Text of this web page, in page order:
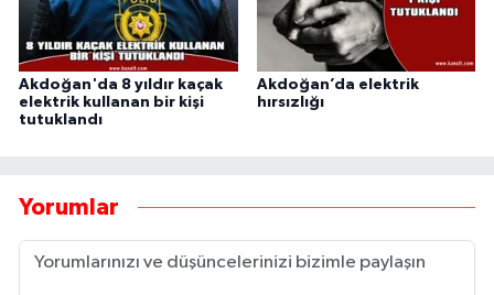
Akdoğan'da 8 yıldır kaçak
elektrik kullanan bir kişi
tutuklandı
Akdoğan’da elektrik
hırsızlığı
Yorumlar